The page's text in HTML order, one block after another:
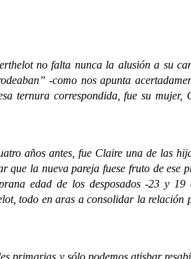
no falta nunca la alusión a su
-como nos apunta
ternura correspondida, fue su mujer,
años antes, fue Claire una de las
la nueva pareja fuese fruto de ese
edad de los desposados -23 y 19
todo en aras a consolidar la relación
primarias y sólo podemos atisbar